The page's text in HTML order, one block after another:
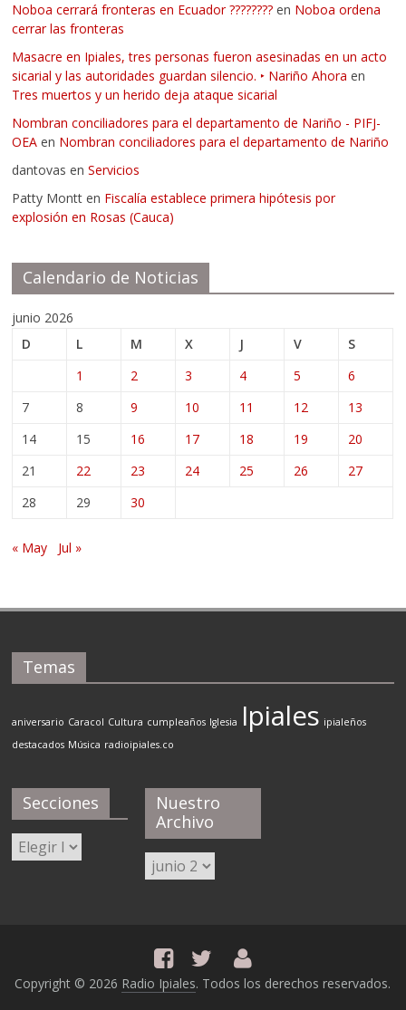
Noboa cerrará fronteras en Ecuador ???????? en Noboa ordena
cerrar las fronteras
Masacre en Ipiales, tres personas fueron asesinadas en un acto
sicarial y las autoridades guardan silencio. ‣ Nariño Ahora en
Tres muertos y un herido deja ataque sicarial
Nombran conciliadores para el departamento de Nariño - PIFJ-
OEA en Nombran conciliadores para el departamento de Nariño
dantovas enServicios
Patty Montt en Fiscalía establece primera hipótesis por
explosión en Rosas (Cauca)
Calendario de Noticias
junio 2026
D
L M X J V
S
1
2 3 4 5
6
7
8 9 10 11 12
13
14
15 16 17 18 19
20
21
22 23 24 25 26
27
28
29 30
« May Jul »
Temas
aniversario Caracol Cultura cumpleaños Iglesia Ipiales ipialeños
destacados Música radioipiales.co
Secciones
Secciones
Nuestro
Archivo
Nuestro
Archivo
Copyright © 2026 Radio Ipiales. Todos los derechos reservados.